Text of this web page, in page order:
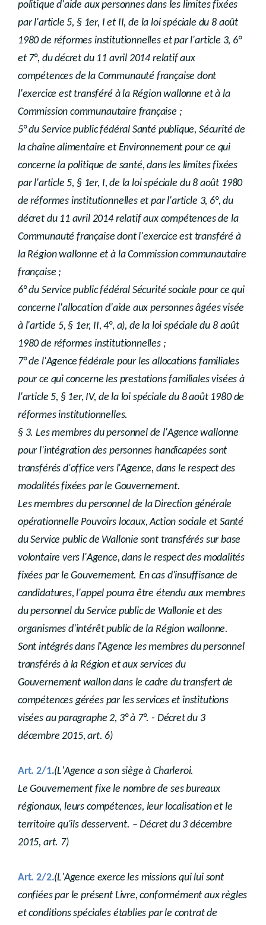
politique d'aide aux personnes dans les limites fixées
par l'article 5, § 1er, I et II, de la loi spéciale du 8 août
1980 de réformes institutionnelles et par l'article 3, 6°
et 7°, du décret du 11 avril 2014 relatif aux
compétences de la Communauté française dont
l'exercice est transféré à la Région wallonne et à la
Commission communautaire française ;
5° du Service public fédéral Santé publique, Sécurité de
la chaîne alimentaire et Environnement pour ce qui
concerne la politique de santé, dans les limites fixées
par l'article 5, § 1er, I, de la loi spéciale du 8 août 1980
de réformes institutionnelles et par l'article 3, 6°, du
décret du 11 avril 2014 relatif aux compétences de la
Communauté française dont l'exercice est transféré à
la Région wallonne et à la Commission communautaire
française ;
6° du Service public fédéral Sécurité sociale pour ce qui
concerne l'allocation d'aide aux personnes âgées visée
à l'article 5, § 1er, II, 4°, a), de la loi spéciale du 8 août
1980 de réformes institutionnelles ;
7° de l'Agence fédérale pour les allocations familiales
pour ce qui concerne les prestations familiales visées à
l'article 5, § 1er, IV, de la loi spéciale du 8 août 1980 de
réformes institutionnelles.
§ 3. Les membres du personnel de l'Agence wallonne
pour l'intégration des personnes handicapées sont
transférés d'office vers l'Agence, dans le respect des
modalités fixées par le Gouvernement.
Les membres du personnel de la Direction générale
opérationnelle Pouvoirs locaux, Action sociale et Santé
du Service public de Wallonie sont transférés sur base
volontaire vers l'Agence, dans le respect des modalités
fixées par le Gouvernement. En cas d'insuffisance de
candidatures, l'appel pourra être étendu aux membres
du personnel du Service public de Wallonie et des
organismes d'intérêt public de la Région wallonne.
Sont intégrés dans l'Agence les membres du personnel
transférés à la Région et aux services du
Gouvernement wallon dans le cadre du transfert de
compétences gérées par les services et institutions
visées au paragraphe 2, 3° à 7°. - Décret du 3
décembre 2015, art. 6)
Art. 2/1.(L'Agence a son siège à Charleroi.
Le Gouvernement fixe le nombre de ses bureaux
régionaux, leurs compétences, leur localisation et le
territoire qu'ils desservent. – Décret du 3 décembre
2015, art. 7)
Art. 2/2.(L'Agence exerce les missions qui lui sont
confiées par le présent Livre, conformément aux règles
et conditions spéciales établies par le contrat de